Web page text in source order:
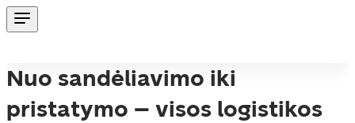
Nuo sandėliavimo iki
pristatymo – visos logistikos